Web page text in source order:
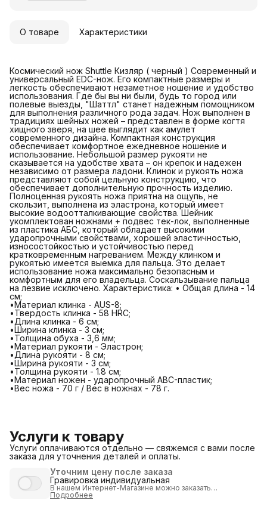
О товаре Характеристики
Космический нож Shuttle Кизляр ( черный ) Современный и
универсальный EDC-нож. Его компактные размеры и
легкость обеспечивают незаметное ношение и удобство
использования. Где бы вы ни были, будь то город или
полевые выезды, "Шаттл" станет надежным помощником
для выполнения различного рода задач. Нож выполнен в
традициях шейных ножей – представлен в форме когтя
хищного зверя, на шее выглядит как амулет
современного дизайна. Компактная конструкция
обеспечивает комфортное ежедневное ношение и
использование. Небольшой размер рукояти не
сказывается на удобстве хвата – он крепок и надежен
независимо от размера ладони. Клинок и рукоять ножа
представляют собой цельную конструкцию, что
обеспечивает дополнительную прочность изделию.
Полноценная рукоять ножа приятна на ощупь, не
скользит, выполнена из эластрона, который имеет
высокие водоотталкивающие свойства. Шейник
укомплектован ножнами + подвес тек-лок, выполненные
из пластика АБС, который обладает высокими
ударопрочными свойствами, хорошей эластичностью,
износостойкостью и устойчивостью перед
кратковременным нагреванием. Между клинком и
рукоятью имеется выемка для пальца. Это делает
использование ножа максимально безопасным и
комфортным для его владельца. Соскальзывание пальца
на лезвие исключено. Характеристика: • Общая длина - 14
см;
•Материал клинка - AUS-8;
•Твердость клинка - 58 HRC;
•Длина клинка - 6 см;
•Ширина клинка - 3 см;
•Толщина обуха - 3,6 мм;
•Материал рукояти - Эластрон;
•Длина рукояти - 8 см;
•Ширина рукояти - 3 см;
•Толщина рукояти - 1.8 см;
•Материал ножен - ударопрочный ABC-пластик;
•Вес ножа - 70 г / Вес в ножнах - 78 г.
Услуги к товару
Услуги оплачиваются отдельно — свяжемся с вами после
заказа для уточнения деталей и оплаты.
Уточним цену после заказа
Гравировка индивидуальная
В нашем Интернет-Магазине можно заказать
индивидуализацию
гравировки.
Подробнее